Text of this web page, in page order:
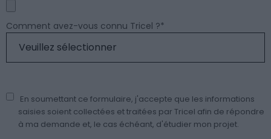
Comment avez-vous connu Tricel ?*
En soumettant ce formulaire, j'accepte que les informations
saisies soient collectées et traitées par Tricel afin de répondre
à ma demande et, le cas échéant, d'étudier mon projet.